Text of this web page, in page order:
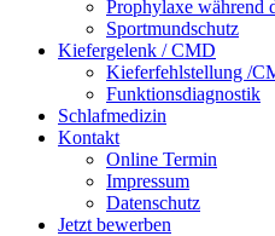
Prophylaxe während
Sportmundschutz
Kiefergelenk / CMD
Kieferfehlstellung /
Funktionsdiagnostik
Schlafmedizin
Kontakt
Online Termin
Impressum
Datenschutz
Jetzt bewerben